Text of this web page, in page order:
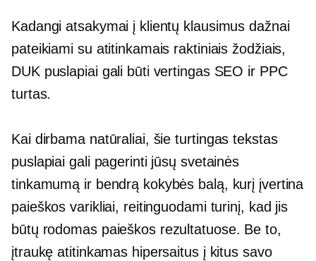
Kadangi atsakymai į klientų klausimus dažnai
pateikiami su atitinkamais raktiniais žodžiais,
DUK puslapiai gali būti vertingas SEO ir PPC
turtas.
Kai dirbama natūraliai, šieturtingas tekstas
puslapiai gali pagerinti jūsų svetainės
tinkamumą ir bendrą kokybės balą, kurį įvertina
paieškos varikliai, reitinguodami turinį, kad jis
būtų rodomas paieškos rezultatuose. Be to,
įtraukę atitinkamas hipersaitus į kitus savo